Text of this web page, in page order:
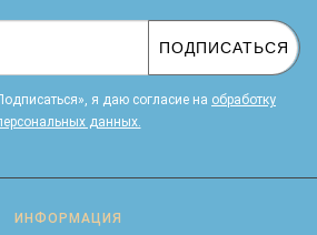
ПОДПИСАТЬСЯ
я даю cогласие на обработку
данных.
ИНФОРМАЦИЯ